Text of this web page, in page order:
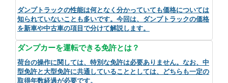
ダンプトラックの性能は何となく分かっていても価格については
知られていないことも多いです。今回は、ダンプトラックの価格
を新車や中古車の項目で分けて解説します。
ダンプカーを運転できる免許とは？
荷台の操作に関しては、特別な免許は必要ありません。なお、中
型免許と大型免許に共通していることとしては、どちらも一定の
取得年数経過が必要です。